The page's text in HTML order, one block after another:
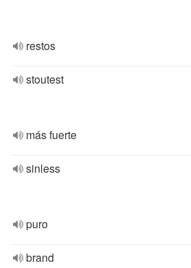
restos
stoutest
más fuerte
sinless
puro
brand